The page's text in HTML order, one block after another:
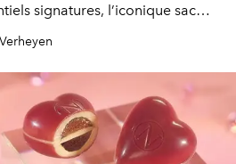
signatures, l’iconique sac